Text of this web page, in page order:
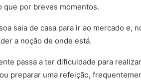
que por breves momentos.
saia de casa para ir ao mercado e,
a noção de onde está.
passa a ter dificuldade para
preparar uma refeição,